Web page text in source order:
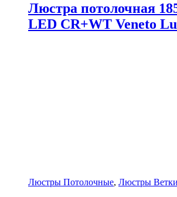
Люстра потолочная
LED CR+WT Veneto
Люстры Потолочные, Люстры Ветки